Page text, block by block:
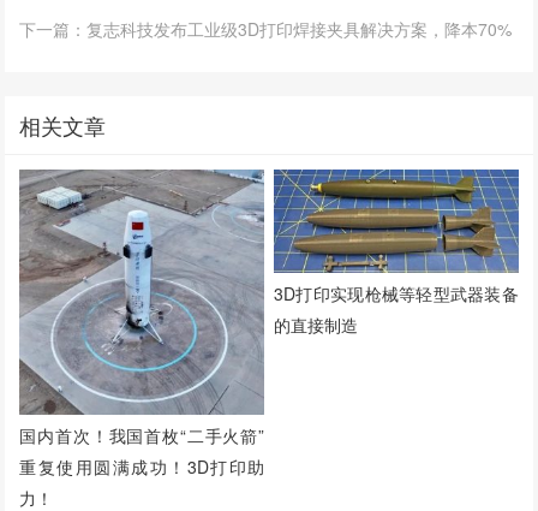
下一篇：复志科技发布工业级3D打印焊接夹具解决方案，降本70%
相关文章
国内首次！我国首枚“二手火箭”
重复使用圆满成功！3D打印助
力！
3D打印​实现枪械等轻型武器装备
的直接制造